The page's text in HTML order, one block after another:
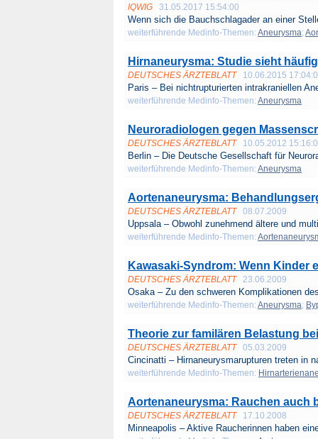
IQWIG 31.05.2017 15:54:00
Wenn sich die Bauchschlagader an einer
weiterführende Medinfo-Themen: Aneurysma;
Hirnaneurysma: Studie sieht
DEUTSCHES ÄRZTEBLATT 10.06.2015
Paris – Bei nichtrupturierten intrakraniellen
weiterführende Medinfo-Themen: Aneurysma
Neuroradiologen gegen
DEUTSCHES ÄRZTEBLATT 10.05.2012
Berlin – Die Deutsche Gesellschaft für
weiterführende Medinfo-Themen: Aneurysma
Aortenaneurysma:
DEUTSCHES ÄRZTEBLATT 08.07.2009
Uppsala – Obwohl zunehmend ältere und
weiterführende Medinfo-Themen:
Kawasaki-Syndrom: Wenn Kinder
DEUTSCHES ÄRZTEBLATT 23.06.2009
Osaka – Zu den schweren Komplikationen
weiterführende Medinfo-Themen: Aneurysma;
Theorie zur familären Belastung
DEUTSCHES ÄRZTEBLATT 05.03.2009
Cincinatti – Hirnaneurysmarupturen treten in
weiterführende Medinfo-Themen:
Aortenaneurysma: Rauchen auch
DEUTSCHES ÄRZTEBLATT 17.10.2008
Minneapolis – Aktive Raucherinnen haben